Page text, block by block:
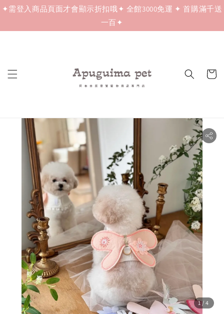
✦需登入商品頁面才會顯示折扣哦✦ 全館3000免運 ✦ 首購滿千送
一百✦
1/4